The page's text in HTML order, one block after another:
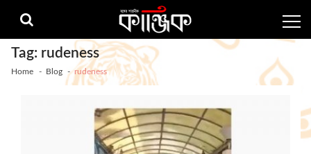
navigation
content
Tag: rudeness
Home Blog rudeness